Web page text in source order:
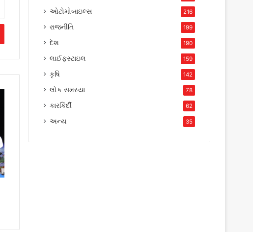
ઓટોમોબાઇલ્સ 216
રાજનીતિ 199
દેશ 190
લાઈફસ્ટાઇલ 159
કૃષિ 142
લોક સમસ્યા 78
કારકિર્દી 62
અન્ય 35